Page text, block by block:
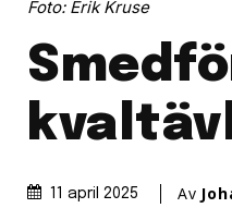
Foto: Erik Kruse
11 april 2025 Av